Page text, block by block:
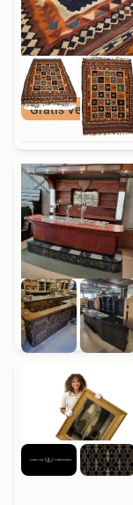
Gratis Verzenden